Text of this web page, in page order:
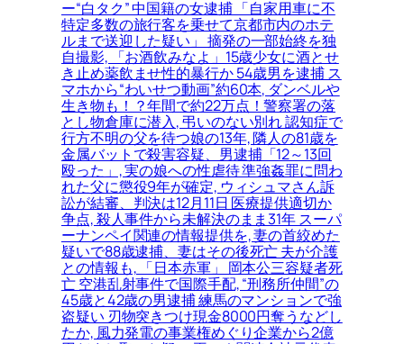
ー“白タク” 中国籍の女逮捕 「自家用車に不
特定多数の旅行客を乗せて京都市内のホテ
ルまで送迎した疑い」 摘発の一部始終を独
自撮影, 「お酒飲みなよ」15歳少女に酒とせ
き止め薬飲ませ性的暴行か 54歳男を逮捕 ス
マホから“わいせつ動画”約60本, ダンベルや
生き物も！？年間で約22万点！警察署の落
とし物倉庫に潜入, 弔いのない別れ 認知症で
行方不明の父を待つ娘の13年, 隣人の81歳を
金属バットで殺害容疑、男逮捕「12～13回
殴った」, 実の娘への性虐待 準強姦罪に問わ
れた父に懲役9年が確定, ウィシュマさん訴
訟が結審、判決は12月11日 医療提供適切か
争点, 殺人事件から未解決のまま31年 スーパ
ーナンペイ関連の情報提供を, 妻の首絞めた
疑いで88歳逮捕、妻はその後死亡 夫が介護
との情報も, 「日本赤軍」 岡本公三容疑者死
亡 空港乱射事件で国際手配, “刑務所仲間”の
45歳と42歳の男逮捕 練馬のマンションで強
盗疑い 刃物突きつけ現金8000円奪うなどし
たか, 風力発電の事業権めぐり企業から2億